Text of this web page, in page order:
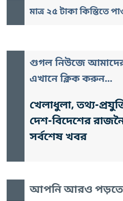
মাত্র ২৫ টাকা কিস্তিতে
গুগল নিউজে
এখানে ক্লিক করুন...
খেলাধুলা, তথ্য-
দেশ-বিদেশের
সর্বশেষ খবর
আপনি আরও পড়তে